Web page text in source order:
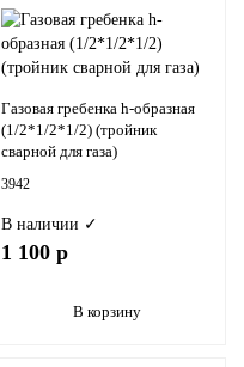
Газовая гребенка h-образная
(1/2*1/2*1/2) (тройник
сварной для газа)
3942
В наличии ✓
1 100 р
В корзину